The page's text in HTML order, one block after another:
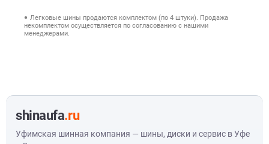
Легковые шины продаются комплектом (по 4 штуки). Продажа
некомплектом осуществляется по согласованию с нашими
менеджерами.
shinaufa.ru
Уфимская шинная компания — шины, диски и сервис в Уфе